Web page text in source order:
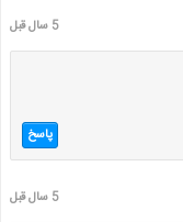
5 سال قبل
پاسخ
5 سال قبل